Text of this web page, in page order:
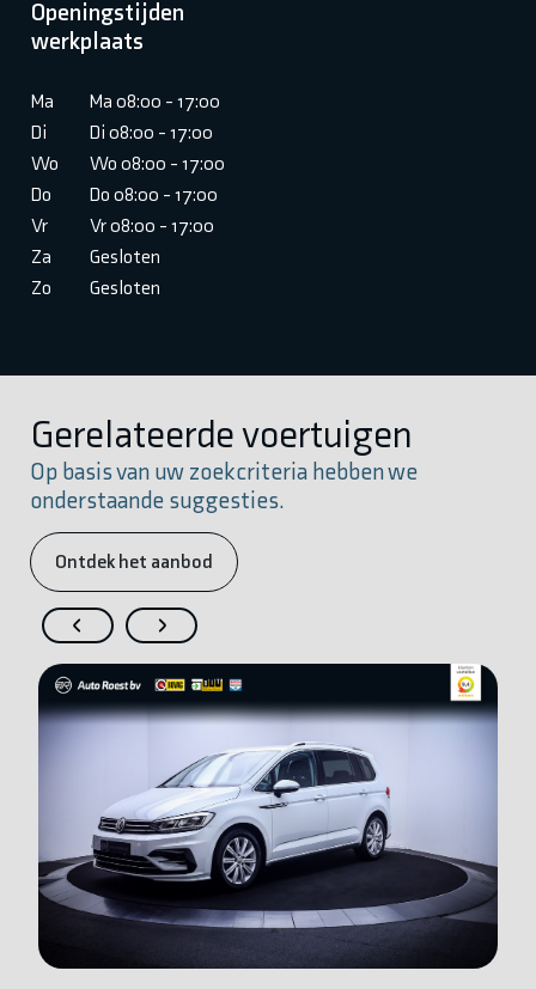
Openingstijden
werkplaats
Ma
Ma 08:00 - 17:00
Di
Di 08:00 - 17:00
Wo
Wo 08:00 - 17:00
Do
Do 08:00 - 17:00
Vr
Vr 08:00 - 17:00
Za
Gesloten
Zo
Gesloten
Gerelateerde voertuigen
Op basis van uw zoekcriteria hebben we
onderstaande suggesties.
Ontdek het aanbod